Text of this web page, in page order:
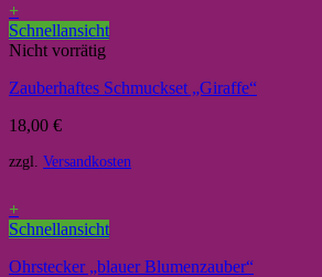
+
Schnellansicht
Nicht vorrätig
Zauberhaftes Schmuckset „Giraffe“
18,00 €
zzgl. Versandkosten
+
Schnellansicht
Ohrstecker „blauer Blumenzauber“